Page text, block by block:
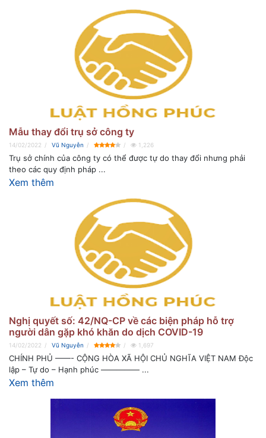
Mẫu thay đổi trụ sở công ty
14/02/2022 Vũ Nguyễn 1,226
Trụ sở chính của công ty có thể được tự do thay đổi nhưng phải
theo các quy định pháp ...
Xem thêm
Nghị quyết số: 42/NQ-CP về các biện pháp hỗ trợ
người dân gặp khó khăn do dịch COVID-19
14/02/2022 Vũ Nguyễn 1,697
CHÍNH PHỦ ——- CỘNG HÒA XÃ HỘI CHỦ NGHĨA VIỆT NAM Độc
lập – Tự do – Hạnh phúc ————— ...
Xem thêm